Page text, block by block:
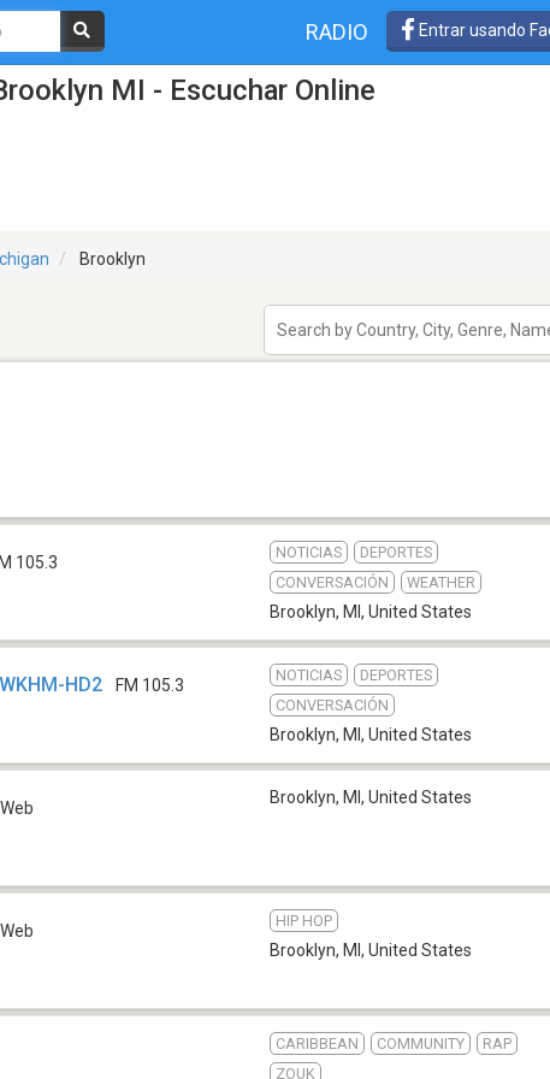
RADIO Entrar usando
MI - Escuchar Online
Brooklyn
105.3
NOTICIAS
DEPORTES
CONVERSACIÓN
WEATHER
Brooklyn, MI , United States
HD2 FM 105.3
NOTICIAS
DEPORTES
CONVERSACIÓN
Brooklyn, MI , United States
Web
Brooklyn, MI , United States
Web
HIP HOP
Brooklyn, MI , United States
CARIBBEAN COMMUNITY
RAP
ZOUK